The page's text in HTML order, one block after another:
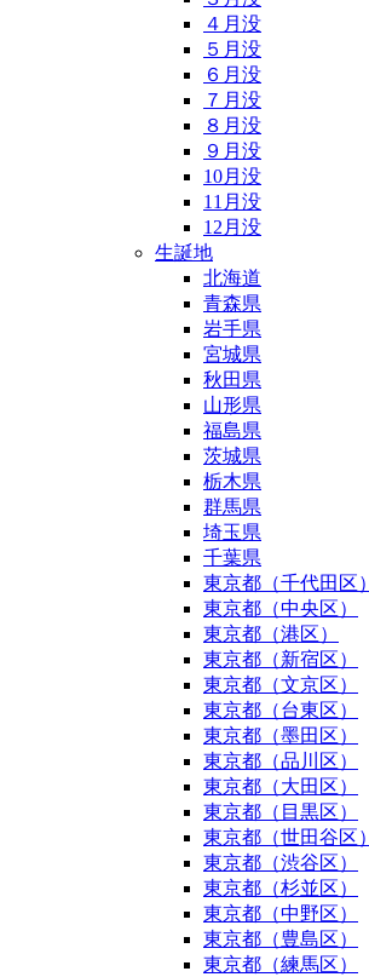
４月没
５月没
６月没
７月没
８月没
９月没
10月没
11月没
12月没
生誕地
北海道
青森県
岩手県
宮城県
秋田県
山形県
福島県
茨城県
栃木県
群馬県
埼玉県
千葉県
東京都（千代田区）
東京都（中央区）
東京都（港区）
東京都（新宿区）
東京都（文京区）
東京都（台東区）
東京都（墨田区）
東京都（品川区）
東京都（大田区）
東京都（目黒区）
東京都（世田谷区）
東京都（渋谷区）
東京都（杉並区）
東京都（中野区）
東京都（豊島区）
東京都（練馬区）